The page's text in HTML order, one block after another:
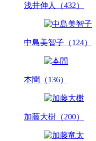
浅井伸人（432）
中島美智子（124）
本間（136）
加藤大樹（200）